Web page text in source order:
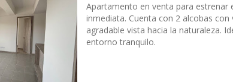
Apartamento en venta para estrenar
inmediata. Cuenta con 2 alcobas
agradable vista hacia la naturaleza.
entorno tranquilo.